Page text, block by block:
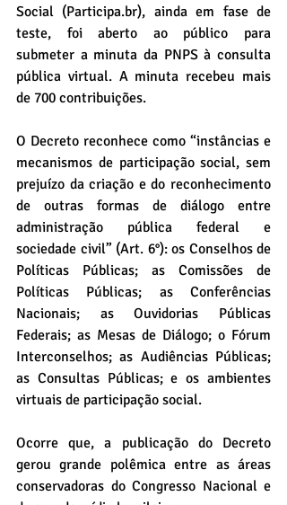
Social (Participa.br), ainda em fase de
teste, foi aberto ao público para
submeter a minuta da PNPS à consulta
pública virtual. A minuta recebeu mais
de 700 contribuições.
O Decreto reconhece como “instâncias e
mecanismos de participação social, sem
prejuízo da criação e do reconhecimento
de outras formas de diálogo entre
administração pública federal e
sociedade civil” (Art. 6°): os Conselhos de
Políticas Públicas; as Comissões de
Políticas Públicas; as Conferências
Nacionais; as Ouvidorias Públicas
Federais; as Mesas de Diálogo; o Fórum
Interconselhos; as Audiências Públicas;
as Consultas Públicas; e os ambientes
virtuais de participação social.
Ocorre que, a publicação do Decreto
gerou grande polêmica entre as áreas
conservadoras do Congresso Nacional e